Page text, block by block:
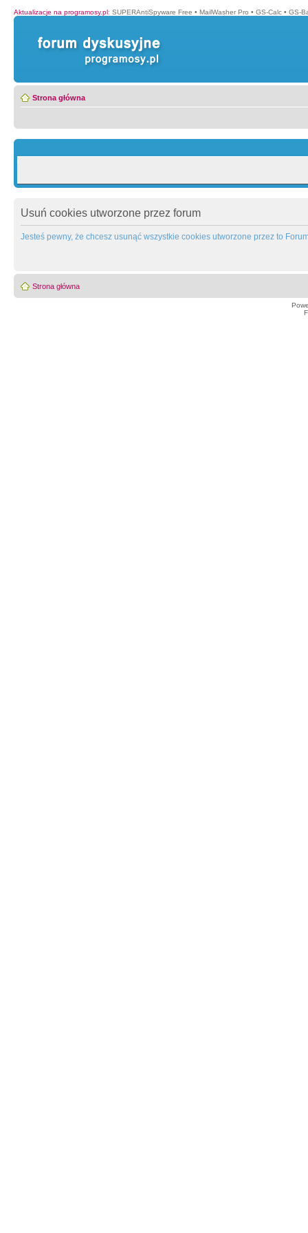
Aktualizacje na programosy.pl: SUPERAntiSpyware Free • MailWasher Pro • GS-Calc • GS-
Strona główna
Usuń cookies utworzone przez forum
Jesteś pewny, że chcesz usunąć wszystkie cookies utworzone przez to
Strona główna